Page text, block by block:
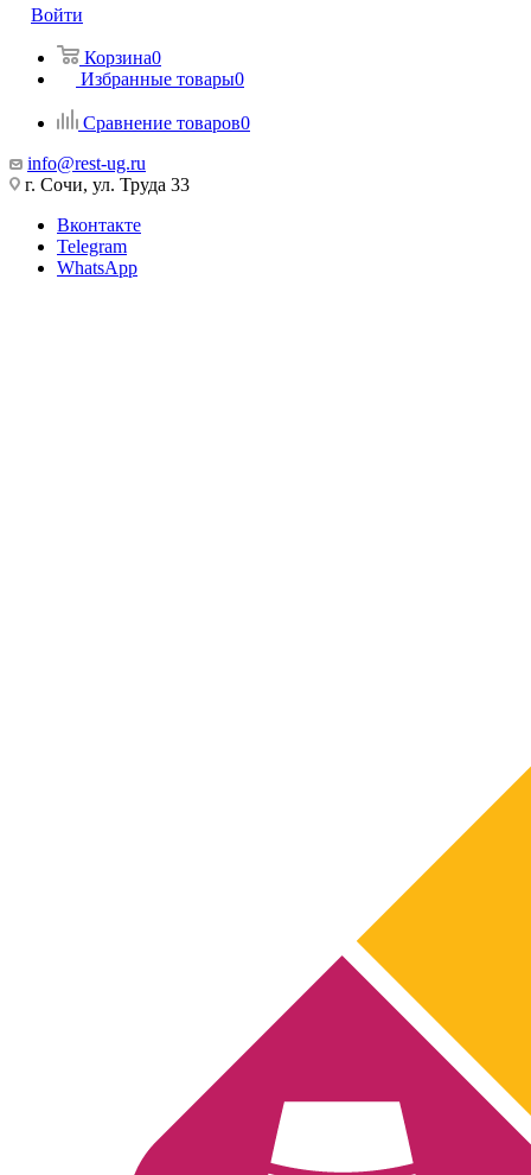
Войти
Корзина0
Избранные товары0
Сравнение товаров0
info@rest-ug.ru
г. Сочи, ул. Труда 33
Вконтакте
Telegram
WhatsApp